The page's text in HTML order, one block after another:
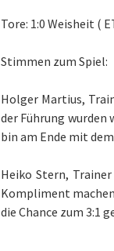
Tore: 1:0 Weisheit (
Stimmen zum Spiel:
Holger Martius,
der Führung wurden
bin am Ende mit
Heiko Stern,
Kompliment
die Chance zum 3:1